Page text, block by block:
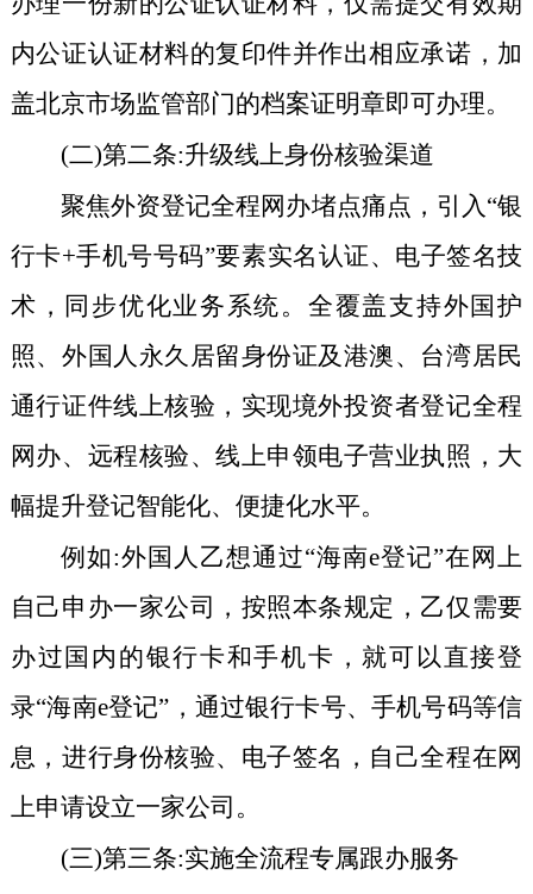
内公证认证材料的复印件并作出相应承诺，加
盖北京市场监管部门的档案证明章即可办理。
(二)第二条:升级线上身份核验渠道
聚焦外资登记全程网办堵点痛点，引入“银
行卡+手机号号码”要素实名认证、电子签名技
术，同步优化业务系统。全覆盖支持外国护
照、外国人永久居留身份证及港澳、台湾居民
通行证件线上核验，实现境外投资者登记全程
网办、远程核验、线上申领电子营业执照，大
幅提升登记智能化、便捷化水平。
例如:外国人乙想通过“海南e登记”在网上
自己申办一家公司，按照本条规定，乙仅需要
办过国内的银行卡和手机卡，就可以直接登
录“海南e登记”，通过银行卡号、手机号码等信
息，进行身份核验、电子签名，自己全程在网
上申请设立一家公司。
(三)第三条:实施全流程专属跟办服务